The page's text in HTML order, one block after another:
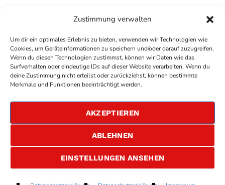
Zustimmung verwalten
Um dir ein optimales Erlebnis zu bieten, verwenden wir Technologien wie
Cookies, um Geräteinformationen zu speichern und/oder darauf zuzugreifen.
Wenn du diesen Technologien zustimmst, können wir Daten wie das
Surfverhalten oder eindeutige IDs auf dieser Website verarbeiten. Wenn du
deine Zustimmung nicht erteilst oder zurückziehst, können bestimmte
Merkmale und Funktionen beeinträchtigt werden.
AKZEPTIEREN
ABLEHNEN
EINSTELLUNGEN ANSEHEN
COPYRIGHTANTENNE BAD KREUZNACH
DATENSCHUTZERKLÄRUNG
ALLGEMEINE GESCHÄFTSBEDINGUNGEN
GEWINNSPIELBEDINGUNGEN